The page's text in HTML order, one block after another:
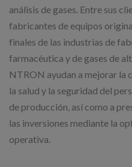
análisis de gases. Entre sus
fabricantes de equipos
finales de las industrias de
farmacéutica y de gases de
NTRON ayudan a mejorar la
la salud y la seguridad del
de producción, así como a
las inversiones mediante la
operativa.